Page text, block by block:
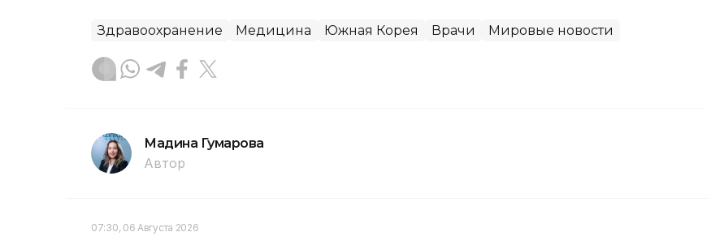
Здравоохранение Медицина Южная Корея Врачи Мировые новости
Мадина Гумарова
Автор
07:30, 06 Августа 2026